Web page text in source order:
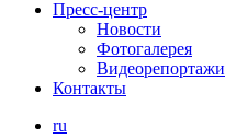
Пресс-центр
Новости
Фотогалерея
Видеорепортажи
Контакты
ru